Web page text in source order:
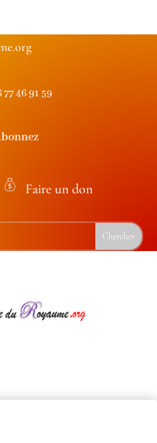
77 46 91 59
on
ba
on
Faire un don